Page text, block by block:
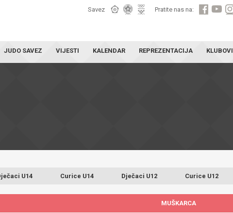
Savez Pratite nas na:
JUDO SAVEZ VIJESTI KALENDAR REPREZENTACIJA KLUBOVI
U14 Curice U14 Dječaci U12 Curice U12
MUŠKARCA